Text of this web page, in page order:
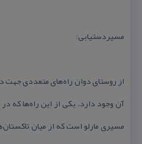
مسیردستیابی:
از روستای دوان راه‌های متعددی جهت
آن وجود دارد. یكی از این راه‌ها
مسیری مارلو است كه از میان